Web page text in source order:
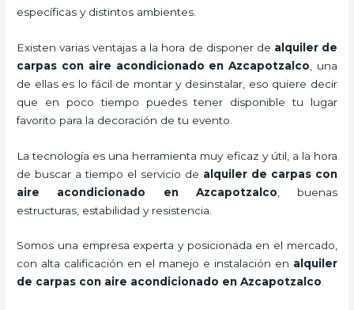
específicas y distintos ambientes.
Existen varias ventajas a la hora de disponer de alquiler de
carpas con aire acondicionado en Azcapotzalco , una
de ellas es lo fácil de montar y desinstalar, eso quiere decir
que en poco tiempo puedes tener disponible tu lugar
favorito para la decoración de tu evento.
La tecnología es una herramienta muy eficaz y útil, a la hora
de buscar a tiempo el servicio de alquiler de carpas con
aire acondicionado en Azcapotzalco , buenas
estructuras, estabilidad y resistencia.
Somos una empresa experta y posicionada en el mercado,
con alta calificación en el manejo e instalación en alquiler
de carpas con aire acondicionado en Azcapotzalco.